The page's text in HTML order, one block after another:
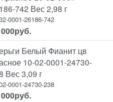
742 Вес 2,98 г
0001-26186-742
руб.
Белый Фианит цв
10-02-0001-24730-
Вес 3,09 г
0001-24730-238
руб.